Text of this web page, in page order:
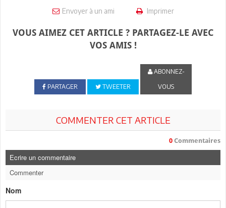
Envoyer à un ami Imprimer
VOUS AIMEZ CET ARTICLE ? PARTAGEZ-LE AVEC
VOS AMIS !
PARTAGER TWEETER
ABONNEZ-
VOUS
COMMENTER CET ARTICLE
0 Commentaires
Ecrire un commentaire
Commenter
Nom